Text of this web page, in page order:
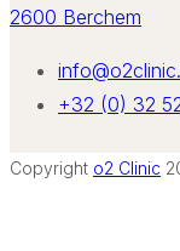
2600 Berchem
+32 (0) 32
Copyright o2 Clinic